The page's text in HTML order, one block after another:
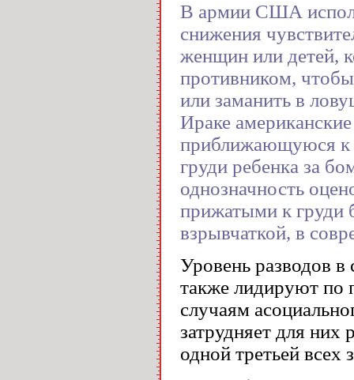
В армии США
снижения
женщин или детей,
противником,
или заманить в
Ираке
приближающуюся к
груди ребенка за
однозначность
прижатыми к груди
взрывчаткой, в
Уровень разводов в
также лидируют по
случаям
затрудняет для них
одной третьей